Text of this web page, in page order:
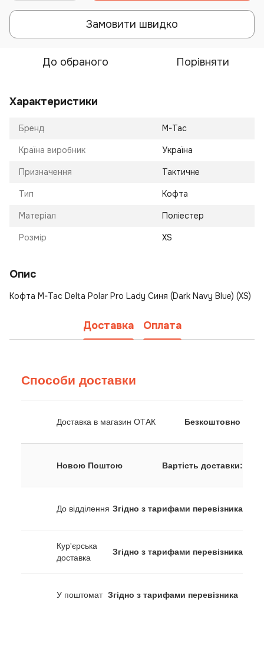
Замовити швидко
До обраного Порівняти
Характеристики
Бренд M-Tac
Країна виробник Україна
Призначення Тактичне
Тип Кофта
Матеріал Поліестер
Розмір XS
Опис
Кофта M-Tac Delta Polar Pro Lady Синя (Dark Navy Blue) (XS)
Доставка Оплата
Способи доставки
Доставка в магазин ОТАК Безкоштовно
Новою Поштою Вартість доставки:
До відділення Згідно з тарифами перевізника
Кур'єрська
доставка
Згідно з тарифами перевізника
У поштомат Згідно з тарифами перевізника